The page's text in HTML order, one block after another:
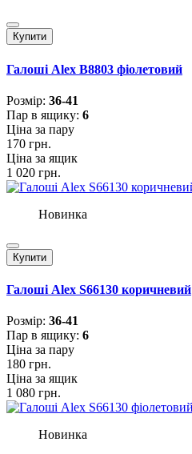
Купити
Галоші Alex B8803 фіолетовий
Розмiр: 36-41
Пар в ящику: 6
Ціна за пару
170 грн.
Ціна за ящик
1 020 грн.
Новинка
Купити
Галоші Alex S66130 коричневий
Розмiр: 36-41
Пар в ящику: 6
Ціна за пару
180 грн.
Ціна за ящик
1 080 грн.
Новинка